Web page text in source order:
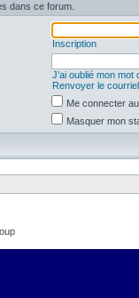
dans ce forum.
Inscription
J’ai oublié mon mot
Renvoyer le
Me connecter
Masquer mon